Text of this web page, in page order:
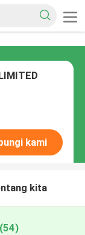
kami
kita
(54)